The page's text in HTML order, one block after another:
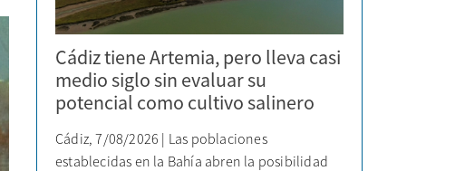
Cádiz tiene Artemia, pero lleva casi
medio siglo sin evaluar su
potencial como cultivo salinero
Cádiz, 7/08/2026 | Las poblaciones
establecidas en la Bahía abren la posibilidad